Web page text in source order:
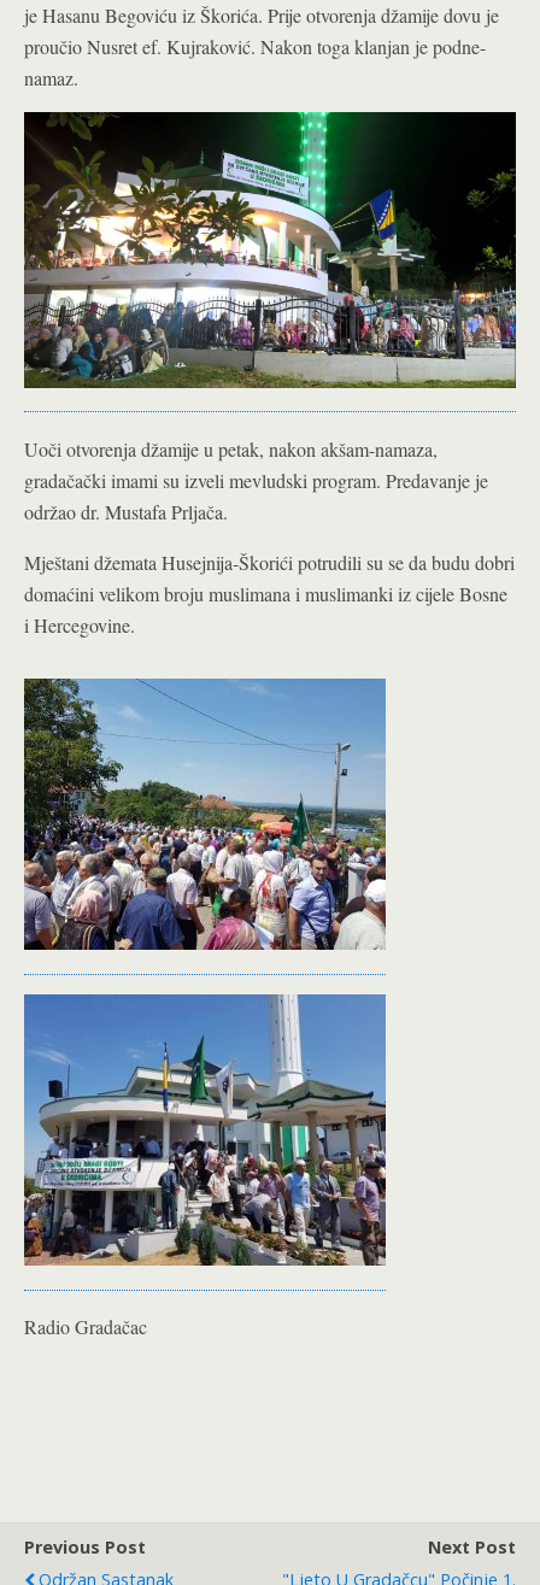
je Hasanu Begoviću iz Škorića. Prije otvorenja džamije dovu je
proučio Nusret ef. Kujraković. Nakon toga klanjan je podne-
namaz.
Uoči otvorenja džamije u petak, nakon akšam-namaza,
gradačački imami su izveli mevludski program. Predavanje je
održao dr. Mustafa Prljača.
Mještani džemata Husejnija-Škorići potrudili su se da budu dobri
domaćini velikom broju muslimana i muslimanki iz cijele Bosne
i Hercegovine.
Radio Gradačac
Previous Post
Održan Sastanak
Next Post
"Ljeto U Gradačcu" Počinje 1.